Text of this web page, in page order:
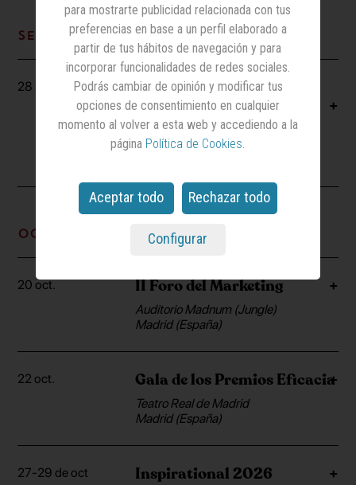
Septiembre
28 sep.
IV Foro Mujeres que
Cambian el Mundo
Auditorio Edgar Neville de la
Diputación de Málaga
Octubre
20 oct. II Foro del Marketing
Auditorio Madnum (Jungle)
Madrid (España)
22 oct. Gala de los Premios Eficacia
Teatro Real de Madrid
Madrid (España)
27-29 de oct Inspirational 2026
para mostrarte publicidad relacionada con tus
preferencias en base a un perfil elaborado a
partir de tus hábitos de navegación y para
incorporar funcionalidades de redes sociales.
Podrás cambiar de opinión y modificar tus
opciones de consentimiento en cualquier
momento al volver a esta web y accediendo a la
página Política de Cookies.
Aceptar todo Rechazar todo
Configurar